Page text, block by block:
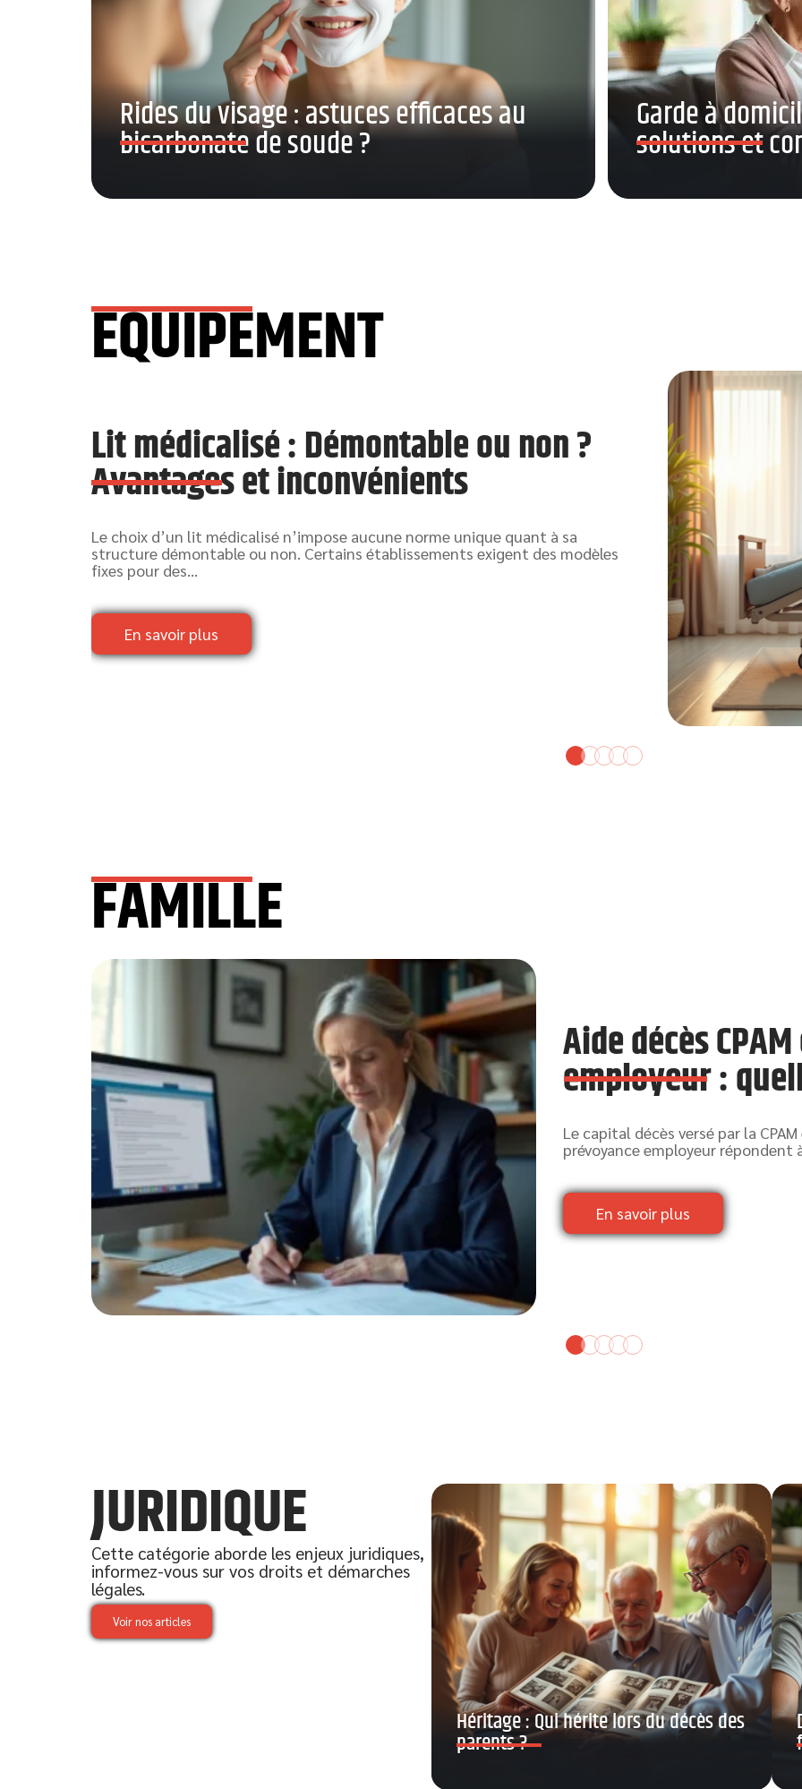
Rides du visage : astuces efficaces au
bicarbonate de soude ?
Garde à
solutions et
EQUIPEMENT
Lit médicalisé : Démontable ou non ?
Avantages et inconvénients
Le choix d’un lit médicalisé n’impose aucune norme unique quant à sa
structure démontable ou non. Certains établissements exigent des modèles
fixes pour des…
En savoir plus
FAMILLE
Aide décès
employeur :
Le capital décès versé par la
prévoyance employeur répondent
En savoir plus
JURIDIQUE
Cette catégorie aborde les enjeux juridiques,
informez-vous sur vos droits et démarches
légales.
Voir nos articles
Héritage : Qui hérite lors du décès des
parents ?